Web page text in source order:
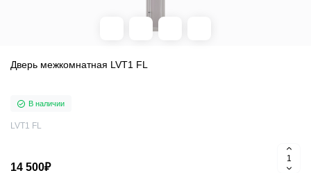
Дверь межкомнатная LVT1 FL
В наличии
LVT1 FL
14 500₽